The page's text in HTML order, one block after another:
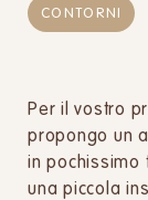
CONTORNI
Per il vostro
propongo un
in pochissimo
una piccola